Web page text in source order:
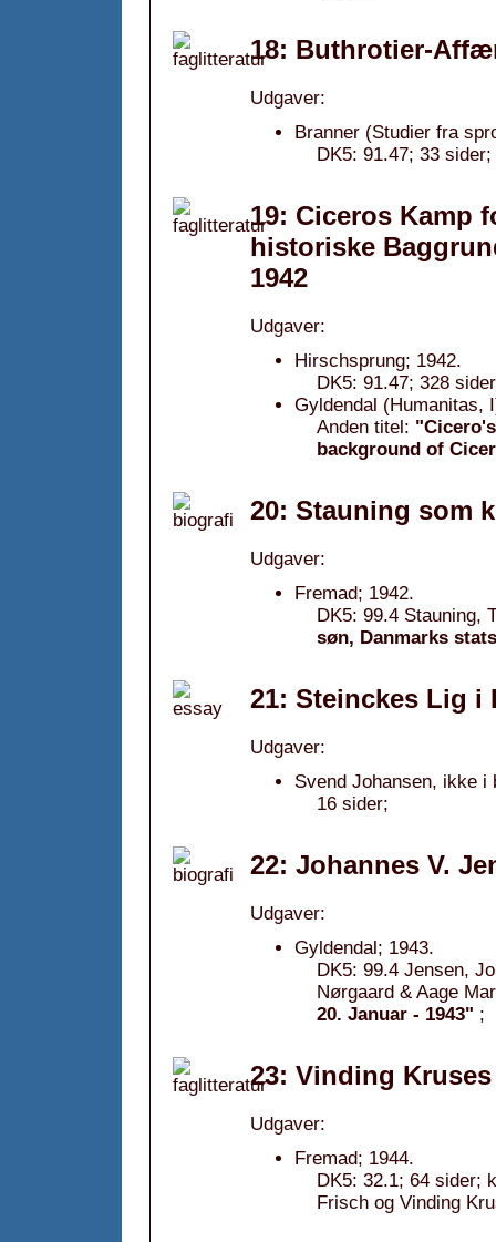
18: Buthrotier-
Udgaver:
Branner (Studier fra
DK5: 91.47; 33 sider;
19: Ciceros Kamp
historiske
1942
Udgaver:
Hirschsprung; 1942.
DK5: 91.47; 328
Gyldendal (Humanitas,
Anden titel:
background of
20: Stauning som
Udgaver:
Fremad; 1942.
DK5: 99.4 Stauning,
søn, Danmarks
21: Steinckes Lig i
Udgaver:
Svend Johansen, ikke i
16 sider;
22: Johannes V.
Udgaver:
Gyldendal; 1943.
DK5: 99.4 Jensen,
Nørgaard & Aage
20. Januar - 1943" ;
23: Vinding
Udgaver:
Fremad; 1944.
DK5: 32.1; 64 sider;
Frisch og Vinding